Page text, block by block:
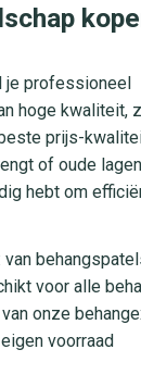
je professioneel
hoge kwaliteit,
prijs-
of oude
hebt om
voor alle
onze
voorraad